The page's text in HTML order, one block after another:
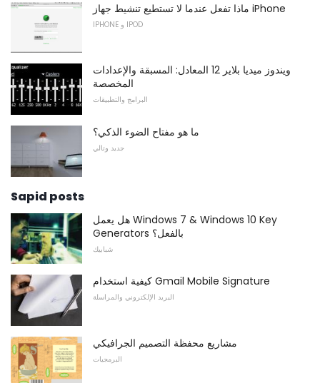
ماذا تفعل عندما لا تستطيع تنشيط جهاز iPhone
IPHONE و IPOD
ويندوز ميديا ​​بلاير 12 المعادل: المسبقة والإعدادات
المخصصة
البرامج والتطبيقات
ما هو مفتاح الضوء الذكي؟
جديد وتالي
Sapid posts
هل يعمل Windows 7 & Windows 10 Key
Generators بالفعل؟
شبابيك
كيفية استخدام Gmail Mobile Signature
البريد الإلكتروني والمراسلة
مشاريع محفظة التصميم الجرافيكي
البرمجيات